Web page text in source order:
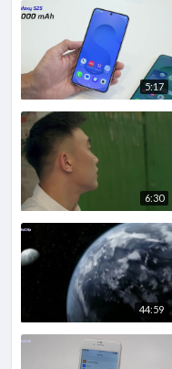
5:17
6:30
44:59